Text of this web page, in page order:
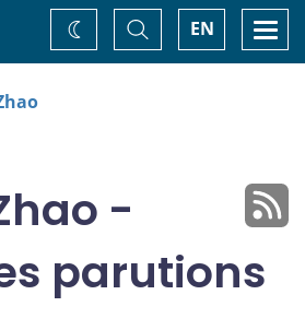
EN
Basculer
la
recherche
Changez
de
-
parutions